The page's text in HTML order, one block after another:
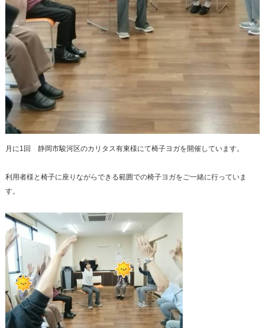
月に1回 静岡市駿河区のカリタス有東様にて椅子ヨガを開催しています。
利用者様と椅子に座りながらできる範囲での椅子ヨガをご一緒に行っていま
す。